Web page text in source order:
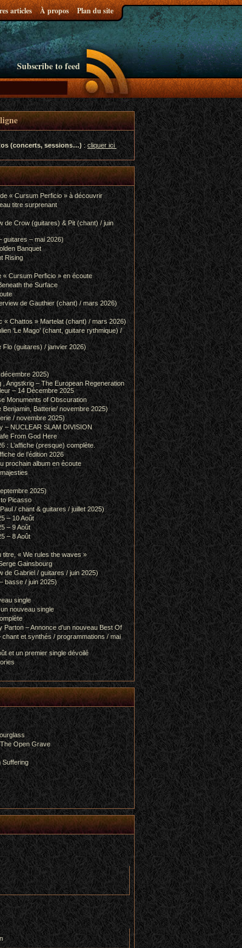
articles À propos Plan du site
Subscribe to feed
(concerts, sessions…):cliquer ici
« Cursum Perficio » à découvrir
titre surprenant
de Crow (guitares) & Pit (chant) / juin
guitares – mai 2026)
Banquet
Rising
Cursum Perficio » en écoute
the Surface
de Gauthier (chant) / mars 2026)
« Chattos » Martelat (chant) / mars 2026)
‘Le Mago’ (chant, guitare rythmique) /
Flo (guitares) / janvier 2026)
2025)
Angstkrig – The European Regeneration
– 14 Décembre 2025
Monuments of Obscuration
Batterie/ novembre 2025)
/ novembre 2025)
– NUCLEAR SLAM DIVISION
From God Here
: L’affiche (presque) complète.
de l’édition 2026
prochain album en écoute
2025)
Picasso
/ chant & guitares / juillet 2025)
– 10 Août
– 9 Août
– 8 Août
titre, « We rules the waves »
Gainsbourg
de Gabriel / guitares / juin 2025)
basse / juin 2025)
single
nouveau single
Parton – Annonce d’un nouveau Best Of
et synthés / programmations / mai
et un premier single dévoilé
Open Grave
Suffering